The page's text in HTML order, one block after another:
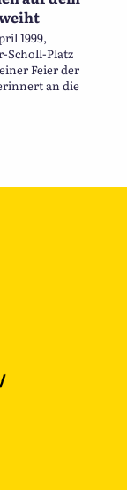
1999,
Scholl-Platz
Feier der
an die